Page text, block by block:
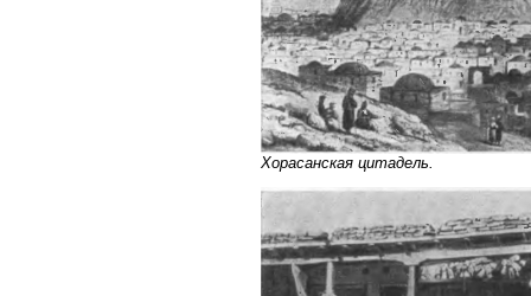
Хорасанская цитадель.